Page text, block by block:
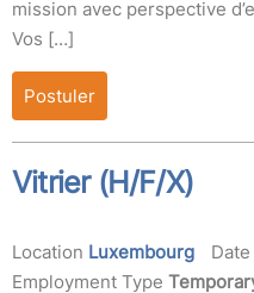
mission avec perspective
Vos […]
Postuler
Vitrier (H/F/X)
Location Luxembourg Date
Employment Type